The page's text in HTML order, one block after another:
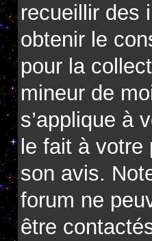
recueillir des
obtenir le
pour la
mineur de
s’applique à
le fait à
son avis.
forum ne
être